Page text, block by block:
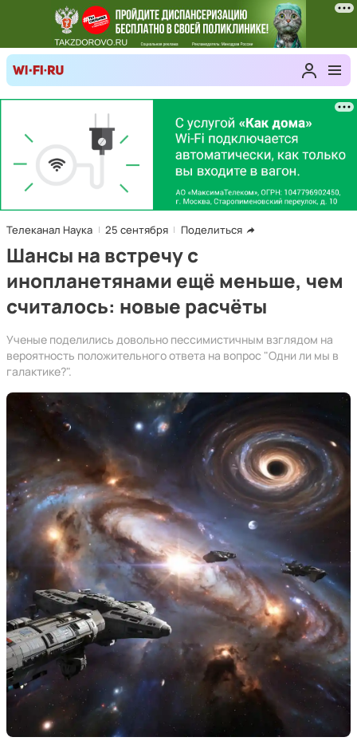
Телеканал Наука 25 сентября Поделиться
Шансы на встречу с
инопланетянами ещё меньше, чем
считалось: новые расчёты
Ученые поделились довольно пессимистичным взглядом на
вероятность положительного ответа на вопрос "Одни ли мы в
галактике?".